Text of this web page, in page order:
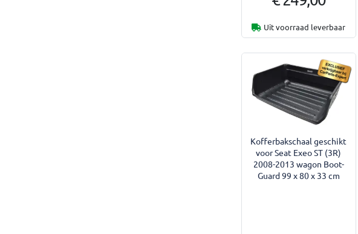
Uit voorraad leverbaar
Kofferbakschaal geschikt
voor Seat Exeo ST (3R)
2008-2013 wagon Boot-
Guard 99 x 80 x 33 cm